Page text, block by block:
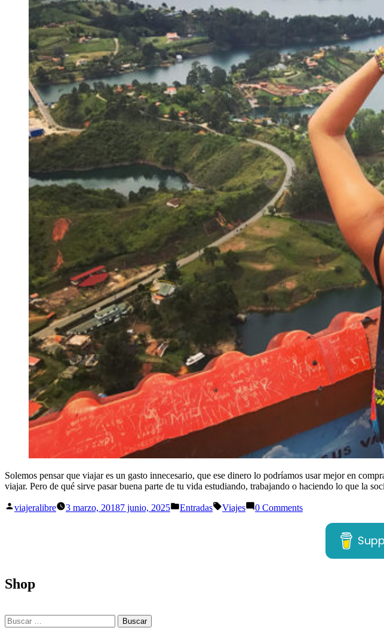
Solemos pensar que viajar es un gasto innecesario, que ese dinero lo podríamos usar mejor en
viajar. Pero de qué sirve pasar buena parte de tu vida estudiando, trabajando o haciendo lo que la
Publicado
viajeralibre 3 marzo, 20187 junio, 2025
Publicado
Entradas Etiquetas:
Viajes 0 Comments
Shop
Buscar: